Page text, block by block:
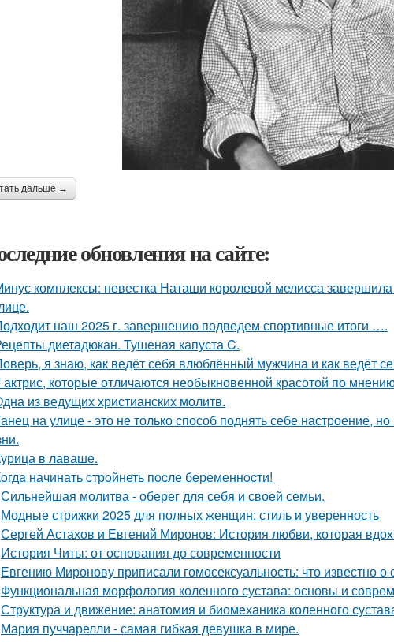
дальше →
обновления на сайте:
комплексы: невестка Наташи королевой мелисса
наш 2025 г. завершению подведем спортивные итоги ….
диетадюкан. Тушеная капуста C.
я знаю, как ведёт себя влюблённый мужчина и как ведёт
актрис, которые отличаются необыкновенной красотой по
из ведущих христианских молитв.
на улице - это не только способ поднять себе настроение,
в лаваше.
начинать cтрoйнеть пocле беременнocти!
Сильнейшая молитва - оберег для себя и своей семьи.
Модные стрижки 2025 для полных женщин: стиль и уверенность
Сергей Астахов и Евгений Миронов: История любви, которая
История Читы: от основания до современности
Евгению Миронову приписали гомосексуальность: что известно о
Функциональная морфология коленного сустава: основы и
Структура и движение: анатомия и биомеханика коленного
Мария пуччарелли - самая гибкая девушка в мире.